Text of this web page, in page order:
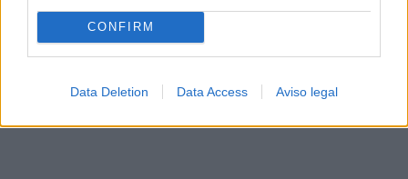
CONFIRM
Data Deletion Data Access Aviso legal